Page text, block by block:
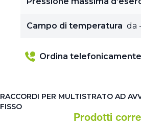
Campo di temperatura da
Ordina
RACCORDI PER MULTISTRATO AD
FISSO
Prodotti